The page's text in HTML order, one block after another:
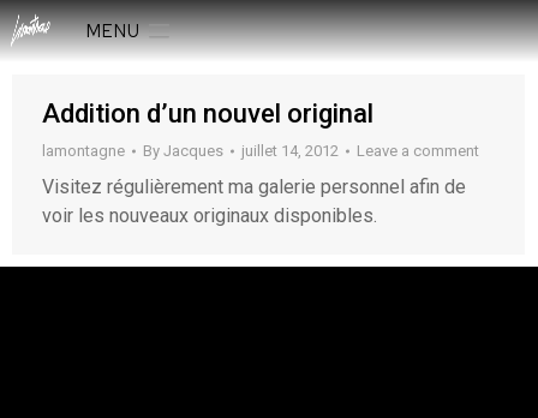
MENU
Addition d’un nouvel original
lamontagne By Jacques juillet 14, 2012 Leave a comment
Visitez régulièrement ma galerie personnel afin de
voir les nouveaux originaux disponibles.